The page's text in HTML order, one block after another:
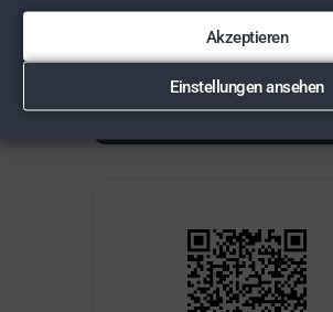
Akzeptieren
Einstellungen ansehen